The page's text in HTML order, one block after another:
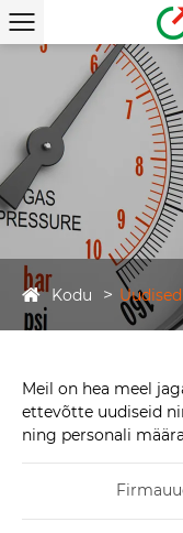
Kodu Uudised
Meil on hea meel
ettevõtte uudiseid
ning personali